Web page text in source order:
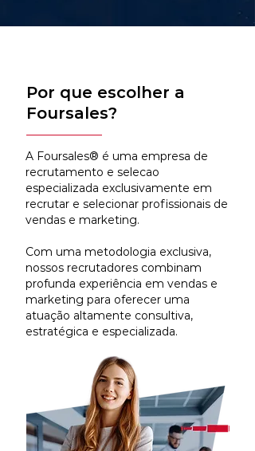
Por que escolher a
Foursales?
A Foursales® é uma empresa de
recrutamento e selecao
especializada exclusivamente em
recrutar e selecionar profissionais de
vendas e marketing.
Com uma metodologia exclusiva,
nossos recrutadores combinam
profunda experiência em vendas e
marketing para oferecer uma
atuação altamente consultiva,
estratégica e especializada.